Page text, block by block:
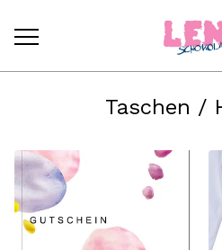
Taschen /